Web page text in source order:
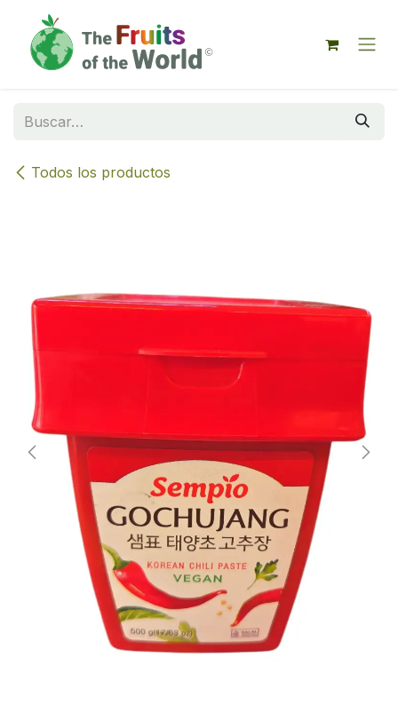
Todos los productos